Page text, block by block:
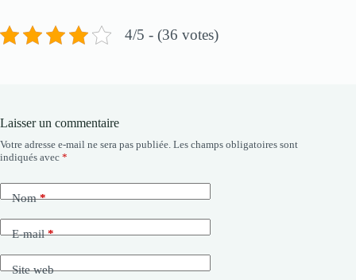
4/5 - (36 votes)
Laisser un commentaire
Votre adresse e-mail ne sera pas publiée. Les champs obligatoires sont
indiqués avec *
Nom*
E-mail*
Site web